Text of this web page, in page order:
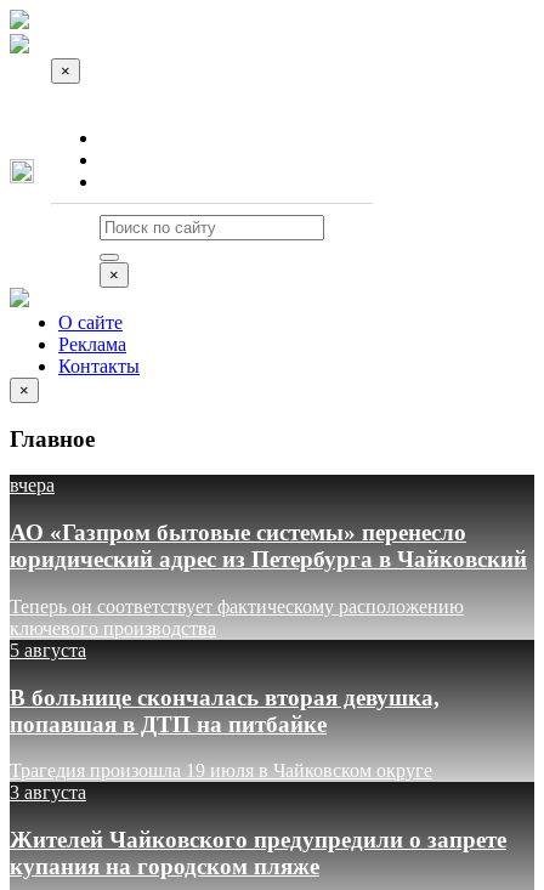
×
×
О сайте
Реклама
Контакты
×
Главное
вчера
АО «Газпром бытовые системы» перенесло
юридический адрес из Петербурга в Чайковский
Теперь он соответствует фактическому расположению
ключевого производства
5 августа
В больнице скончалась вторая девушка,
попавшая в ДТП на питбайке
Трагедия произошла 19 июля в Чайковском округе
3 августа
Жителей Чайковского предупредили о запрете
купания на городском пляже